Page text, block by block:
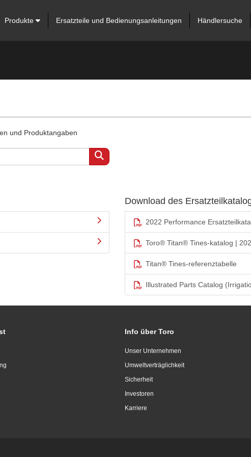
Produkte Ersatzteile und Bedienungsanleitungen Händlersuche
und Produktangaben
Download des
2022 Performance
Toro® Titan® Tines-katalog |
Titan® Tines-referenztabelle
Illustrated Parts Catalog
Info über Toro
Unser Unternehmen
Umweltverträglichkeit
Sicherheit
Investoren
Karriere